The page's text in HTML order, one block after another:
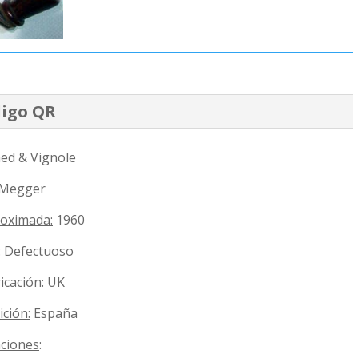
QR
& Vignole
1960
Defectuoso
UK
España
: